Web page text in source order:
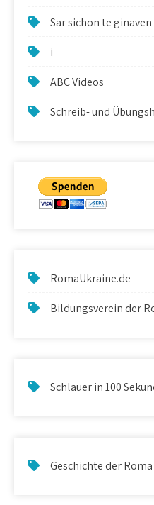
Sar sichon te
i
ABC Videos
Schreib- und
RomaUkraine.de
Bildungsverein der
Schlauer in 100
Geschichte der